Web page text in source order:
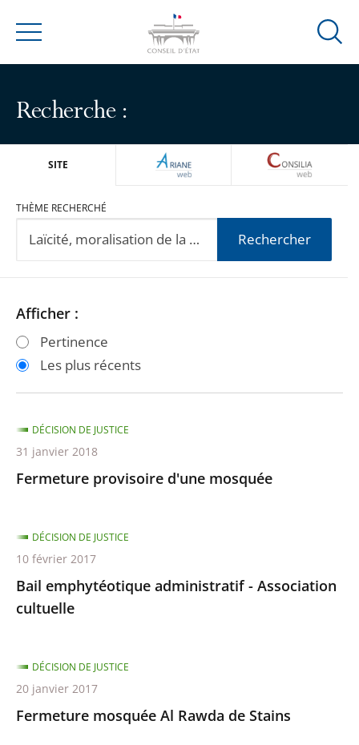
Menu
Ouvrir
Recherche :
SITE ARIANEWEB
THÈME RECHERCHÉ
Rechercher
Passer
les
filtres
après
Passer
les
filtres
avant
Afficher :
Pertinence
Les plus récents
Fermeture provisoire d'une mosquée
DÉCISION DE JUSTICE
31 janvier 2018
Bail emphytéotique administratif - Association
cultuelle
DÉCISION DE JUSTICE
10 février 2017
Fermeture mosquée Al Rawda de Stains
DÉCISION DE JUSTICE
20 janvier 2017